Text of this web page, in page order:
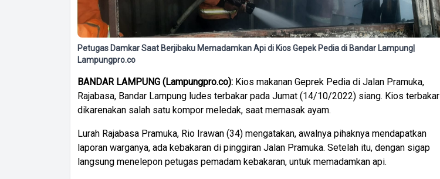
Petugas Damkar Saat Berjibaku Memadamkan Api di Kios Gepek Pedia di Bandar Lampung|
Lampungpro.co
BANDAR LAMPUNG (Lampungpro.co): Kios makanan Geprek Pedia di Jalan Pramuka,
Rajabasa, Bandar Lampung ludes terbakar pada Jumat (14/10/2022) siang. Kios terbakar
dikarenakan salah satu kompor meledak, saat memasak ayam.
Lurah Rajabasa Pramuka, Rio Irawan (34) mengatakan, awalnya pihaknya mendapatkan
laporan warganya, ada kebakaran di pinggiran Jalan Pramuka. Setelah itu, dengan sigap
langsung menelepon petugas pemadam kebakaran, untuk memadamkan api.